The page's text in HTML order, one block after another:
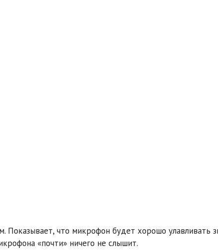
Показывает, что микрофон будет хорошо улавливать
«почти» ничего не слышит.